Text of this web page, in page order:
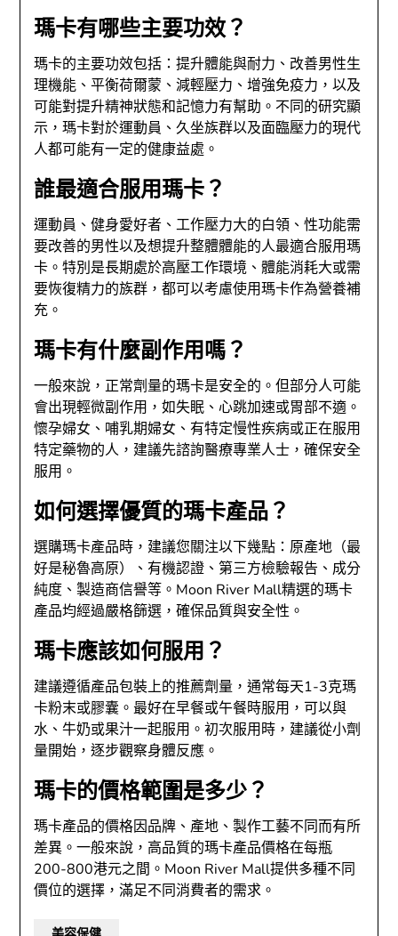
瑪卡有哪些主要功效？
瑪卡的主要功效包括：提升體能與耐力、改善男性生
理機能、平衡荷爾蒙、減輕壓力、增強免疫力，以及
可能對提升精神狀態和記憶力有幫助。不同的研究顯
示，瑪卡對於運動員、久坐族群以及面臨壓力的現代
人都可能有一定的健康益處。
誰最適合服用瑪卡？
運動員、健身愛好者、工作壓力大的白領、性功能需
要改善的男性以及想提升整體體能的人最適合服用瑪
卡。特別是長期處於高壓工作環境、體能消耗大或需
要恢復精力的族群，都可以考慮使用瑪卡作為營養補
充。
瑪卡有什麼副作用嗎？
一般來說，正常劑量的瑪卡是安全的。但部分人可能
會出現輕微副作用，如失眠、心跳加速或胃部不適。
懷孕婦女、哺乳期婦女、有特定慢性疾病或正在服用
特定藥物的人，建議先諮詢醫療專業人士，確保安全
服用。
如何選擇優質的瑪卡產品？
選購瑪卡產品時，建議您關注以下幾點：原產地（最
好是秘魯高原）、有機認證、第三方檢驗報告、成分
純度、製造商信譽等。Moon River Mall精選的瑪卡
產品均經過嚴格篩選，確保品質與安全性。
瑪卡應該如何服用？
建議遵循產品包裝上的推薦劑量，通常每天1-3克瑪
卡粉末或膠囊。最好在早餐或午餐時服用，可以與
水、牛奶或果汁一起服用。初次服用時，建議從小劑
量開始，逐步觀察身體反應。
瑪卡的價格範圍是多少？
瑪卡產品的價格因品牌、產地、製作工藝不同而有所
差異。一般來說，高品質的瑪卡產品價格在每瓶
200-800港元之間。Moon River Mall提供多種不同
價位的選擇，滿足不同消費者的需求。